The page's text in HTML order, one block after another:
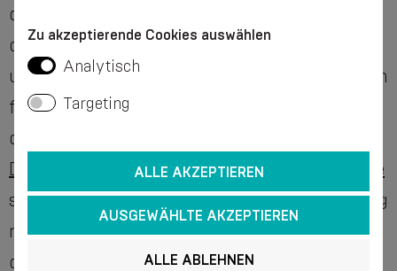
dem die Rechte und Pflichten des Käufers und
des Verkäufers, die Bedingungen für den Kauf
und die Bezahlung der Produkte, das Verfahren
für die Lieferung und Rückgabe der Produkte,
die Haftung der Parteien, die
Datenschutzrichtlinieund dieCookie-Richtlinie
sowie andere Bedingungen im Zusammenhang
mit dem Kauf und Verkauf von Produkten auf
der Website festgelegt sind.Die
Zu akzeptierende Cookies auswählen
Analytisch
Targeting
ALLE AKZEPTIEREN
AUSGEWÄHLTE AKZEPTIEREN
ALLE ABLEHNEN